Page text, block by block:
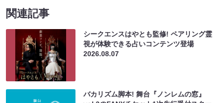
関連記事
シークエンスはやとも監修! ペアリング霊
視が体験できる占いコンテンツ登場
2026.08.07
バカリズム脚本! 舞台『ノンレムの窓』